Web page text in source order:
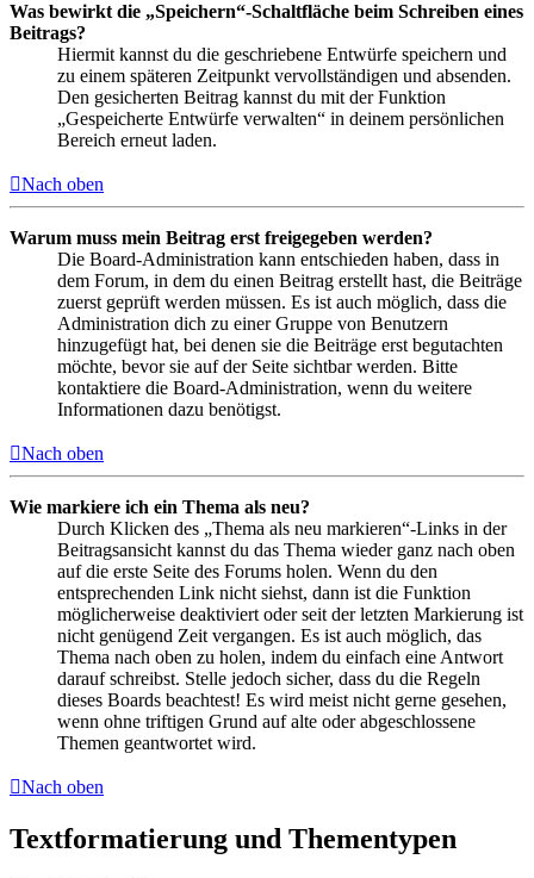
Was bewirkt die „Speichern“-Schaltfläche beim Schreiben eines
Beitrags?
Hiermit kannst du die geschriebene Entwürfe speichern und
zu einem späteren Zeitpunkt vervollständigen und absenden.
Den gesicherten Beitrag kannst du mit der Funktion
„Gespeicherte Entwürfe verwalten“ in deinem persönlichen
Bereich erneut laden.
Nach oben
Warum muss mein Beitrag erst freigegeben werden?
Die Board-Administration kann entschieden haben, dass in
dem Forum, in dem du einen Beitrag erstellt hast, die Beiträge
zuerst geprüft werden müssen. Es ist auch möglich, dass die
Administration dich zu einer Gruppe von Benutzern
hinzugefügt hat, bei denen sie die Beiträge erst begutachten
möchte, bevor sie auf der Seite sichtbar werden. Bitte
kontaktiere die Board-Administration, wenn du weitere
Informationen dazu benötigst.
Nach oben
Wie markiere ich ein Thema als neu?
Durch Klicken des „Thema als neu markieren“-Links in der
Beitragsansicht kannst du das Thema wieder ganz nach oben
auf die erste Seite des Forums holen. Wenn du den
entsprechenden Link nicht siehst, dann ist die Funktion
möglicherweise deaktiviert oder seit der letzten Markierung ist
nicht genügend Zeit vergangen. Es ist auch möglich, das
Thema nach oben zu holen, indem du einfach eine Antwort
darauf schreibst. Stelle jedoch sicher, dass du die Regeln
dieses Boards beachtest! Es wird meist nicht gerne gesehen,
wenn ohne triftigen Grund auf alte oder abgeschlossene
Themen geantwortet wird.
Nach oben
Textformatierung und Thementypen